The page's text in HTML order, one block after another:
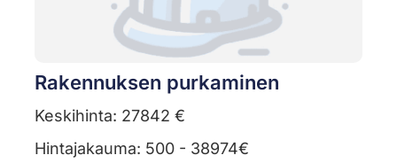
Rakennuksen purkaminen
Keskihinta: 27842 €
Hintajakauma: 500 - 38974€